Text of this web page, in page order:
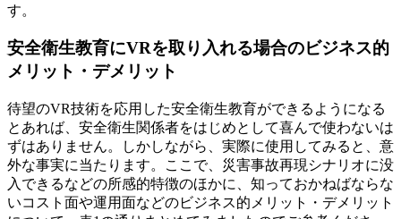
す。
安全衛生教育にVRを取り入れる場合のビジネス的
メリット・デメリット
待望のVR技術を応用した安全衛生教育ができるようになる
とあれば、安全衛生関係者をはじめとして喜んで使わないは
ずはありません。しかしながら、実際に使用してみると、意
外な事実に当たります。ここで、災害事故再現シナリオに没
入できるなどの所感的特徴のほかに、知っておかねばならな
いコスト面や運用面などのビジネス的メリット・デメリット